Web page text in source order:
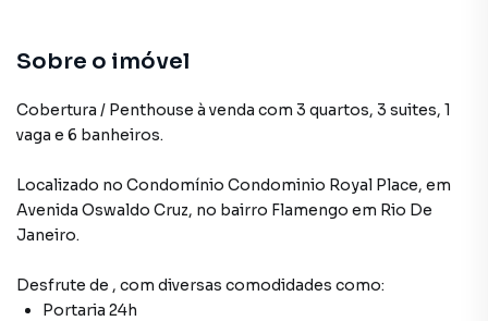
Sobre o imóvel
Cobertura / Penthouse à venda com 3 quartos, 3 suites, 1
vaga e 6 banheiros.
Localizado no Condomínio Condominio Royal Place, em
Avenida Oswaldo Cruz, no bairro Flamengo em Rio De
Janeiro.
Desfrute de , com diversas comodidades como:
Portaria 24h